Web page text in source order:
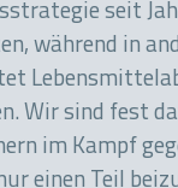
seit
während in
Wir sind fest
im Kampf
einen Teil